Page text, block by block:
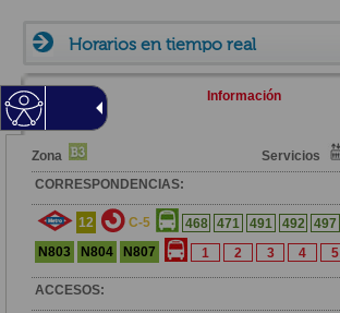
Horarios en tiempo real
Información
Zona
Servicios
CORRESPONDENCIAS:
12 C-5 468 471 491 492 497
N803
N804 N807 1 2 3 4 5
ACCESOS: